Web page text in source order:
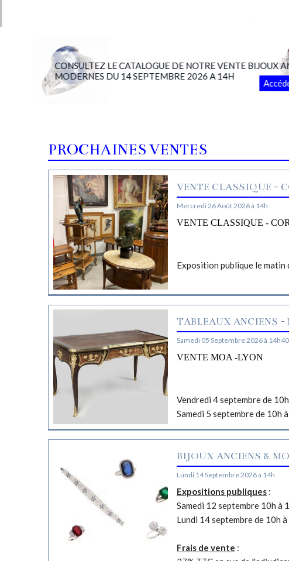
CONSULTEZ LE CATALOGUE DE NOTRE VENTE BIJOUX
MODERNES DU 14 SEPTEMBRE 2026 A 14H
PROCHAINES VENTES
VENTE CLASSIQUE -
Mercredi 26 Août 2026 à 14h
VENTE CLASSIQUE -
Exposition publique le matin
TABLEAUX ANCIENS -
Samedi 05 Septembre 2026 à 14h40
VENTE MOA -LYON
Vendredi 4 septembre de
Samedi 5 septembre de 10h
BIJOUX ANCIENS &
Lundi 14 Septembre 2026 à 14h
Expositions publiques:
Samedi 12 septembre 10h à
Lundi 14 septembre de 10h
Frais de vente :